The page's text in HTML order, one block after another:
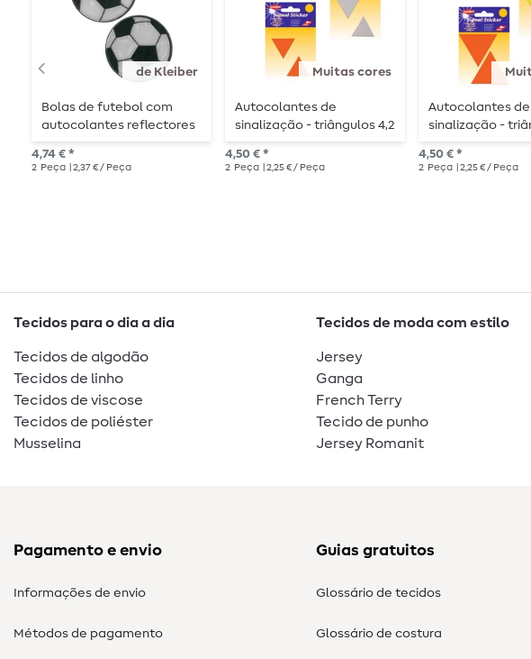
de Kleiber
Bolas de futebol com
autocolantes reflectores
- Ø 6,5 cm - 2 peças
4,74 € *
2 Peça | 2,37 € / Peça
Muitas cores
Autocolantes de
sinalização - triângulos 4,2
cm x 3,6 cm -
autocolantes
4,50 € *
2 Peça | 2,25 € / Peça
Autocolantes de
sinalização -
cm x 5,8 cm -
autoadesivos
4,50 € *
2 Peça | 2,25 € / Peça
Tecidos para o dia a dia
Tecidos de algodão
Tecidos de linho
Tecidos de viscose
Tecidos de poliéster
Musselina
Tecidos de moda com estilo
Jersey
Ganga
French Terry
Tecido de punho
Jersey Romanit
Pagamento e envio
Informações de envio
Métodos de pagamento
Guias gratuitos
Glossário de tecidos
Glossário de costura